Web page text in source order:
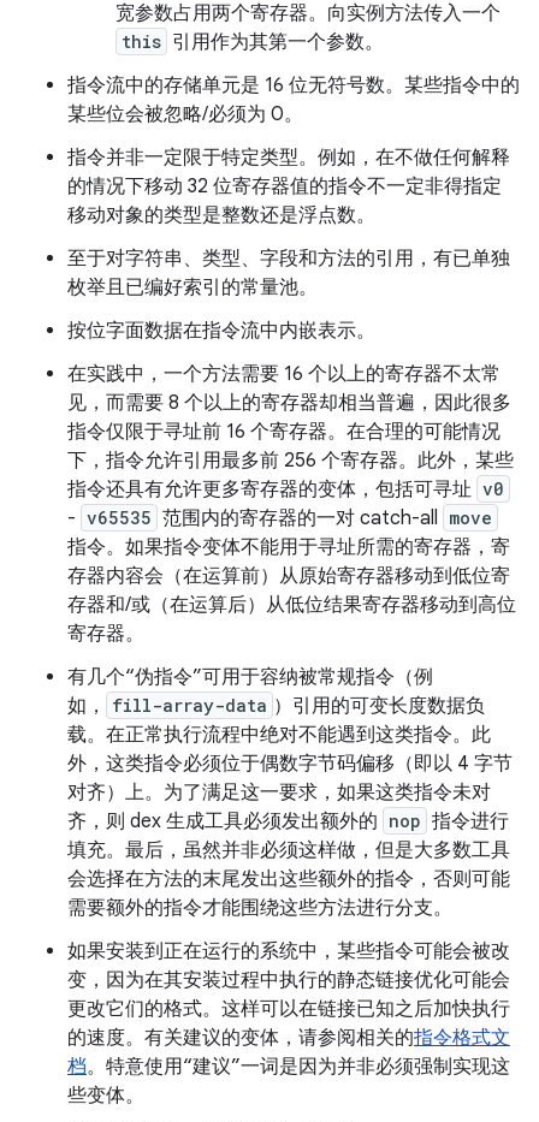
宽参数占用两个寄存器。向实例方法传入一个
this 引用作为其第一个参数。
指令流中的存储单元是 16 位无符号数。某些指令中的
某些位会被忽略/必须为 0。
指令并非一定限于特定类型。例如，在不做任何解释
的情况下移动 32 位寄存器值的指令不一定非得指定
移动对象的类型是整数还是浮点数。
至于对字符串、类型、字段和方法的引用，有已单独
枚举且已编好索引的常量池。
按位字面数据在指令流中内嵌表示。
在实践中，一个方法需要 16 个以上的寄存器不太常
见，而需要 8 个以上的寄存器却相当普遍，因此很多
指令仅限于寻址前 16 个寄存器。 在合理的可能情况
下，指令允许引用最多前 256 个寄存器。此外，某些
指令还具有允许更多寄存器的变体，包括可寻址 v0
- v65535 范围内的寄存器的一对 catch-all move
指令。如果指令变体不能用于寻址所需的寄存器，寄
存器内容会（在运算前）从原始寄存器移动到低位寄
存器和/或（在运算后）从低位结果寄存器移动到高位
寄存器。
有几个“伪指令”可用于容纳被常规指令（例
如，
fill-array-data ）引用的可变长度数据负
载。在正常执行流程中绝对不能遇到这类指令。此
外，这类指令必须位于偶数字节码偏移（即以 4 字节
对齐）上。为了满足这一要求，如果这类指令未对
齐，则 dex 生成工具必须发出额外的 nop 指令进行
填充。最后，虽然并非必须这样做，但是大多数工具
会选择在方法的末尾发出这些额外的指令，否则可能
需要额外的指令才能围绕这些方法进行分支。
如果安装到正在运行的系统中，某些指令可能会被改
变，因为在其安装过程中执行的静态链接优化可能会
更改它们的格式。这样可以在链接已知之后加快执行
的速度。有关建议的变体，请参阅相关的指令格式文
档。特意使用“建议”一词是因为并非必须强制实现这
些变体。